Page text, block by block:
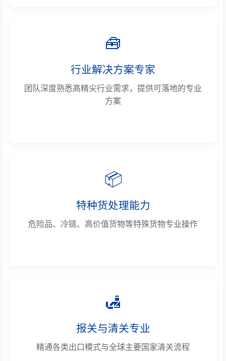
🧰
行业解决方案专家
团队深度熟悉高精尖行业需求，提供可落地的专业
方案
📦
特种货处理能力
危险品、冷链、高价值货物等特殊货物专业操作
🛃
报关与清关专业
精通各类出口模式与全球主要国家清关流程